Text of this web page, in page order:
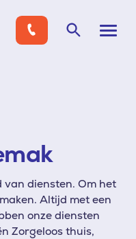
diensten. Om het
Altijd met een
onze diensten
Zorgeloos thuis,